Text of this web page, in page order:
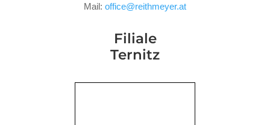
Mail: office@reithmeyer.at
Filiale
Ternitz